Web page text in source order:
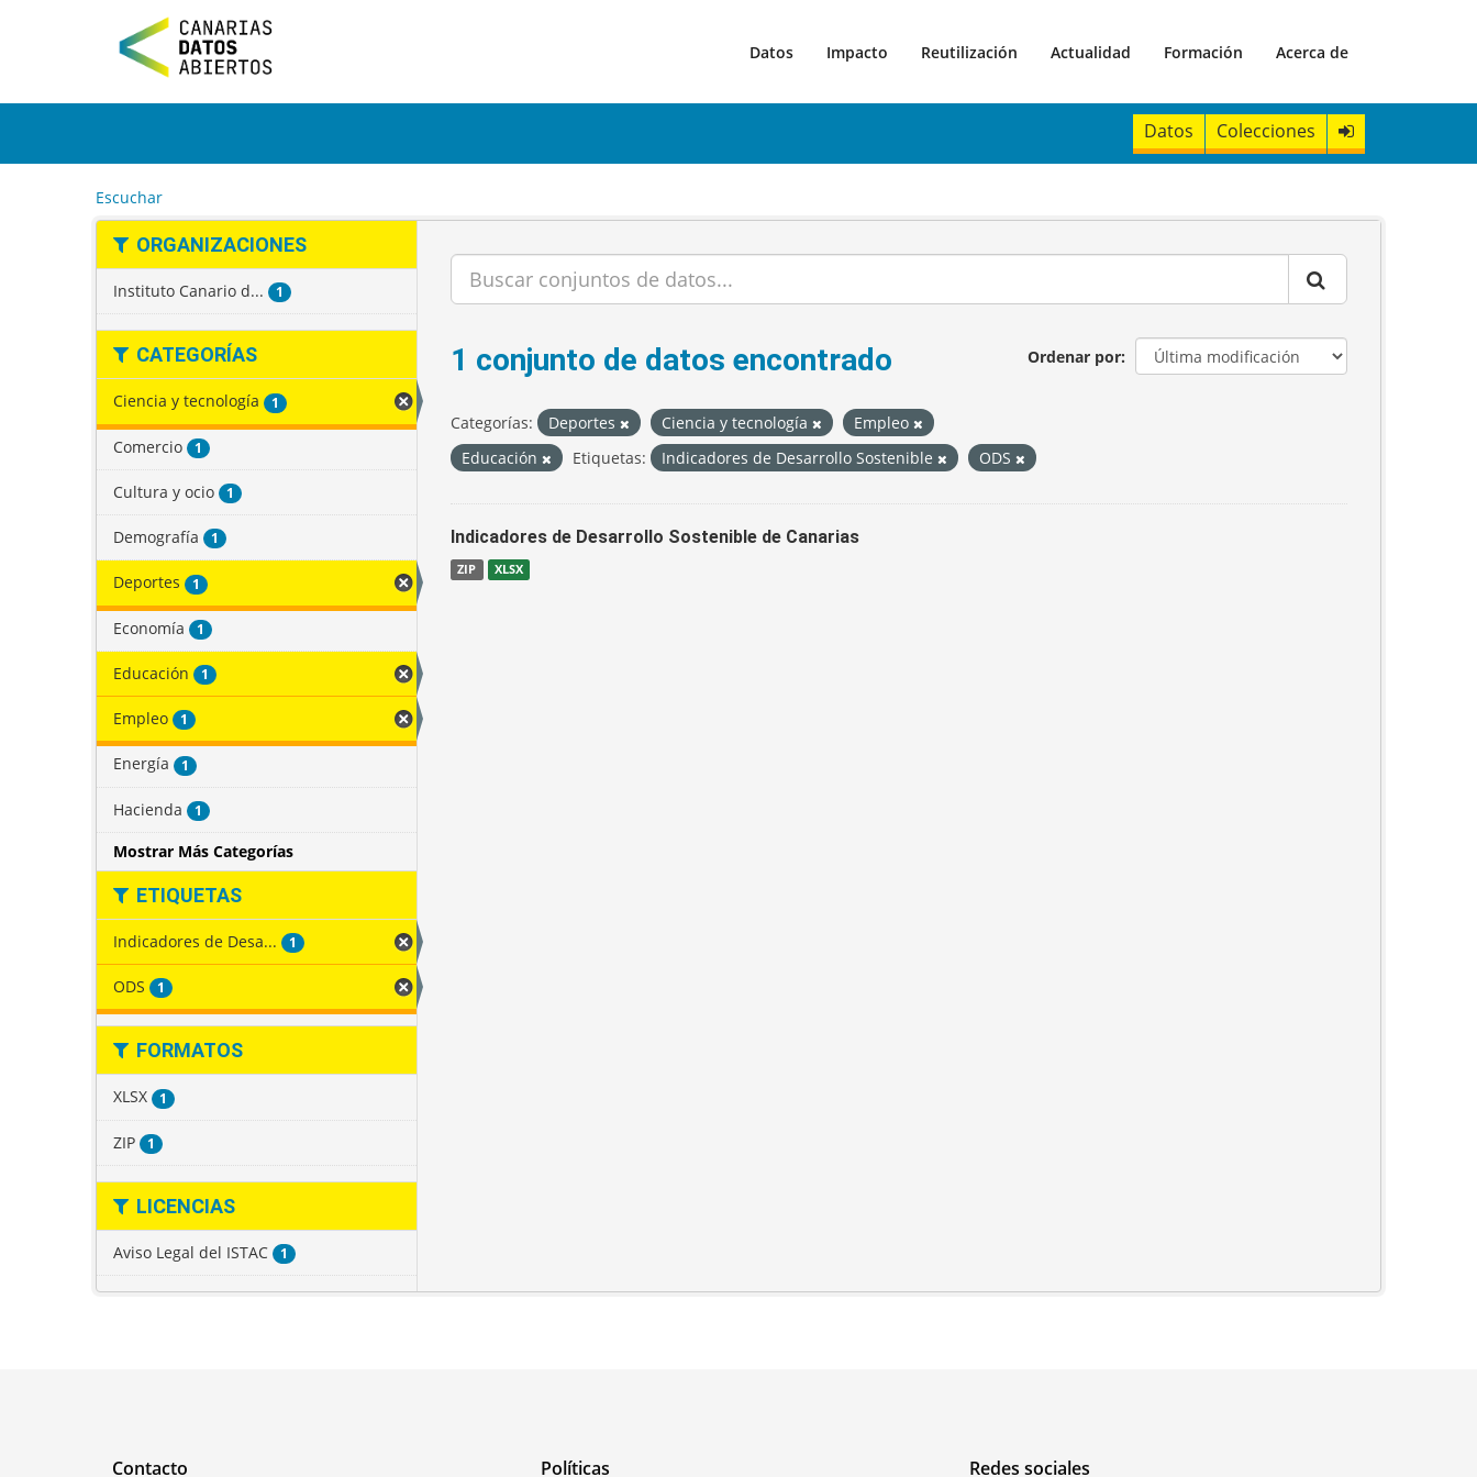
t
Datos Impacto Reutilización Actualidad Formación Acerca de
Datos Colecciones
Escuchar
ORGANIZACIONES
Instituto Canario d... 1
CATEGORÍAS
Ciencia y tecnología 1
Comercio 1
Cultura y ocio 1
Demografía 1
Deportes 1
Economía 1
Educación 1
Empleo 1
Energía 1
Hacienda 1
Mostrar Más Categorías
ETIQUETAS
Indicadores de Desa... 1
ODS 1
FORMATOS
XLSX 1
ZIP 1
LICENCIAS
Aviso Legal del ISTAC 1
Ordenar por
1 conjunto de datos encontrado
Categorías: Deportes Ciencia y tecnología
Empleo
Educación
Etiquetas: Indicadores de Desarrollo Sostenible ODS
Indicadores de Desarrollo Sostenible de Canarias
ZIP XLSX
Contacto Políticas Redes sociales